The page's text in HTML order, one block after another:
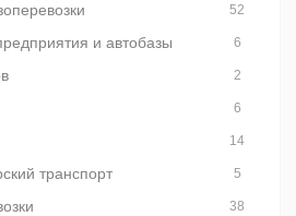
52
и автобазы 6
2
6
14
транспорт 5
38